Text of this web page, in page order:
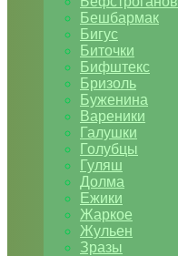
Бешбармак
Бигус
Биточки
Бифштекс
Бризоль
Буженина
Вареники
Галушки
Голубцы
Гуляш
Долма
Ежики
Жаркое
Жульен
Зразы